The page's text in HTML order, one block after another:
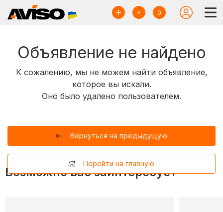
0
Объявление не найдено
К сожалению, мы не можем найти объявление,
которое вы искали.
Оно было удалено пользователем.
Вернуться на предыдущую
Перейти на главную
Возможно вас заинтересует